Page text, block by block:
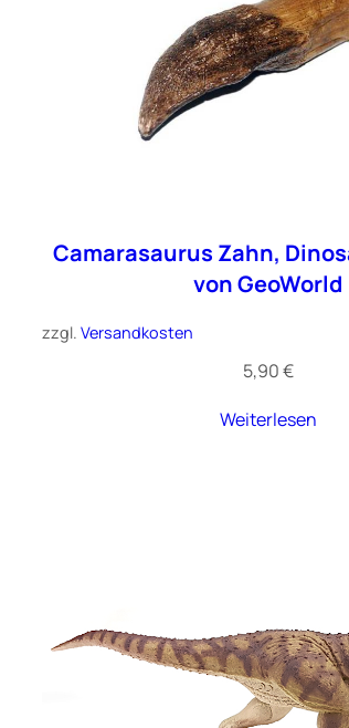
Camarasaurus Zahn,
von GeoWorld
zzgl. Versandkosten
5,90€
Weiterlesen